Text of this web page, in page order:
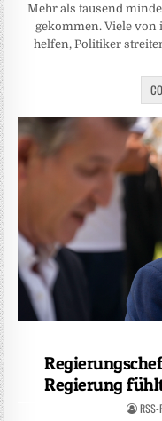
Mehr als tausend
gekommen. Viele von
helfen, Politiker
Regierung
RSS-